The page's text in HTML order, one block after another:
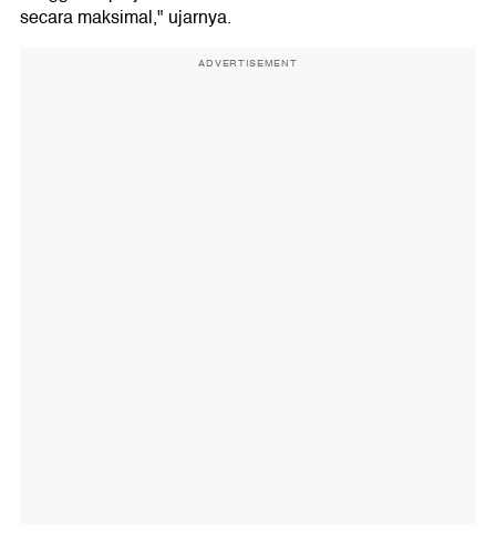
secara maksimal," ujarnya.
ADVERTISEMENT